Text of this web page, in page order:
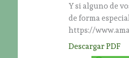
Y si alguno de
de forma
https://
Descargar PDF